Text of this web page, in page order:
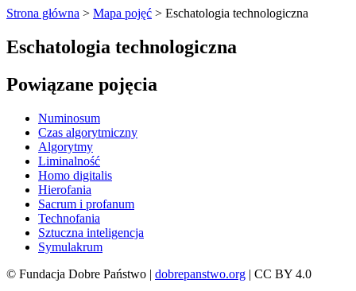
Strona główna > Mapa pojęć > Eschatologia technologiczna
Eschatologia technologiczna
Powiązane pojęcia
Numinosum
Czas algorytmiczny
Algorytmy
Liminalność
Homo digitalis
Hierofania
Sacrum i profanum
Technofania
Sztuczna inteligencja
Symulakrum
© Fundacja Dobre Państwo | dobrepanstwo.org | CC BY 4.0